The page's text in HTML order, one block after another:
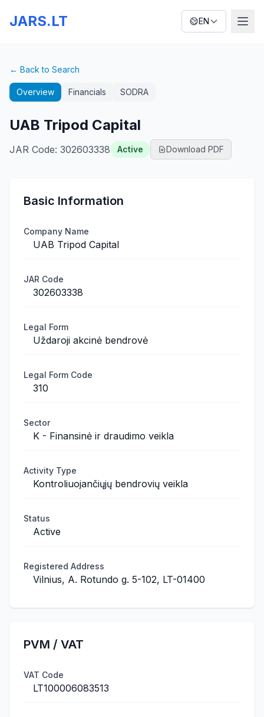
JARS.LT EN
← Back to Search
Overview Financials SODRA
UAB Tripod Capital
JAR Code: 302603338 Active Download PDF
Basic Information
Company Name
UAB Tripod Capital
JAR Code
302603338
Legal Form
Uždaroji akcinė bendrovė
Legal Form Code
310
Sector
K - Finansinė ir draudimo veikla
Activity Type
Kontroliuojančiųjų bendrovių veikla
Status
Active
Registered Address
Vilnius, A. Rotundo g. 5-102, LT-01400
PVM / VAT
VAT Code
LT100006083513